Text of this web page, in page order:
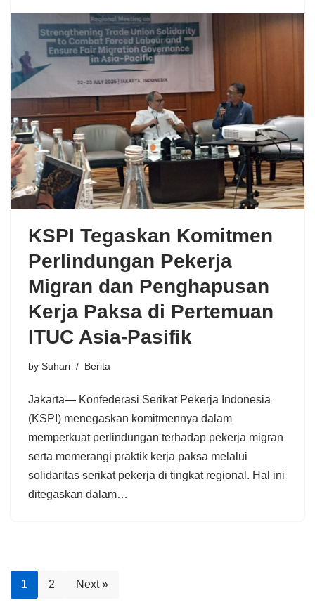
KSPI Tegaskan Komitmen
Perlindungan Pekerja
Migran dan Penghapusan
Kerja Paksa di Pertemuan
ITUC Asia-Pasifik
by Suhari Berita
Jakarta— Konfederasi Serikat Pekerja Indonesia
(KSPI) menegaskan komitmennya dalam
memperkuat perlindungan terhadap pekerja migran
serta memerangi praktik kerja paksa melalui
solidaritas serikat pekerja di tingkat regional. Hal ini
ditegaskan dalam…
1 2 Next »